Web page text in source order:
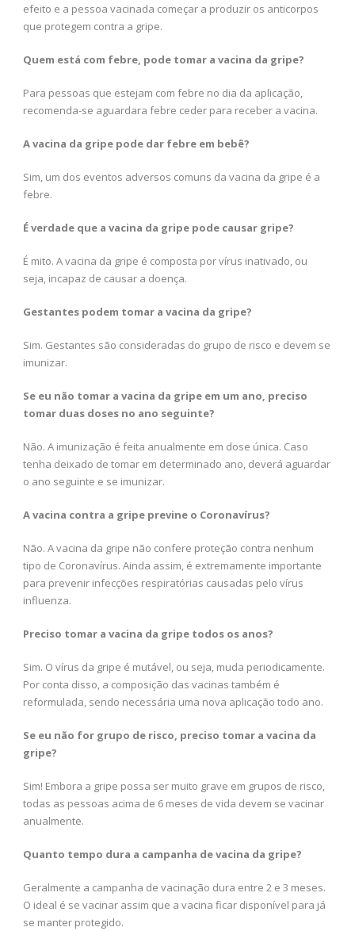
efeito e a pessoa vacinada começar a produzir os anticorpos
que protegem contra a gripe.
Quem está com febre, pode tomar a vacina da gripe?
Para pessoas que estejam com febre no dia da aplicação,
recomenda-se aguardara febre ceder para receber a vacina.
A vacina da gripe pode dar febre em bebê?
Sim, um dos eventos adversos comuns da vacina da gripe é a
febre.
É verdade que a vacina da gripe pode causar gripe?
É mito. A vacina da gripe é composta por vírus inativado, ou
seja, incapaz de causar a doença.
Gestantes podem tomar a vacina da gripe?
Sim. Gestantes são consideradas do grupo de risco e devem se
imunizar.
Se eu não tomar a vacina da gripe em um ano, preciso
tomar duas doses no ano seguinte?
Não. A imunização é feita anualmente em dose única. Caso
tenha deixado de tomar em determinado ano, deverá aguardar
o ano seguinte e se imunizar.
A vacina contra a gripe previne o Coronavírus?
Não. A vacina da gripe não confere proteção contra nenhum
tipo de Coronavírus. Ainda assim, é extremamente importante
para prevenir infecções respiratórias causadas pelo vírus
influenza.
Preciso tomar a vacina da gripe todos os anos?
Sim. O vírus da gripe é mutável, ou seja, muda periodicamente.
Por conta disso, a composição das vacinas também é
reformulada, sendo necessária uma nova aplicação todo ano.
Se eu não for grupo de risco, preciso tomar a vacina da
gripe?
Sim! Embora a gripe possa ser muito grave em grupos de risco,
todas as pessoas acima de 6 meses de vida devem se vacinar
anualmente.
Quanto tempo dura a campanha de vacina da gripe?
Geralmente a campanha de vacinação dura entre 2 e 3 meses.
O ideal é se vacinar assim que a vacina ficar disponível para já
se manter protegido.